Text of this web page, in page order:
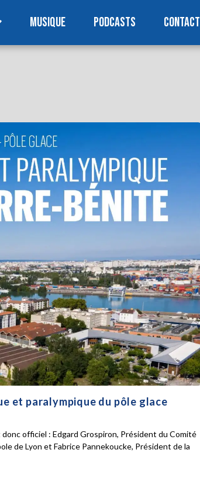
MUSIQUE PODCASTS CONTACT
et paralympique du pôle glace
officiel : Edgard Grospiron, Président du Comité
de Lyon et Fabrice Pannekoucke, Président de la